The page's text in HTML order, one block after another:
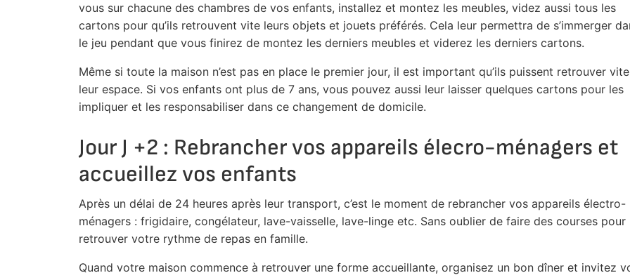
vous sur chacune des chambres de vos enfants, installez et montez les meubles, videz aussi tous les
cartons pour qu’ils retrouvent vite leurs objets et jouets préférés. Cela leur permettra de s’immerger
le jeu pendant que vous finirez de montez les derniers meubles et viderez les derniers cartons.
Même si toute la maison n’est pas en place le premier jour, il est important qu’ils puissent retrouver vite
leur espace. Si vos enfants ont plus de 7 ans, vous pouvez aussi leur laisser quelques cartons pour les
impliquer et les responsabiliser dans ce changement de domicile.
Jour J +2 : Rebrancher vos appareils élecro-ménagers et
accueillez vos enfants
Après un délai de 24 heures après leur transport, c’est le moment de rebrancher vos appareils électro-
ménagers : frigidaire, congélateur, lave-vaisselle, lave-linge etc. Sans oublier de faire des courses pour
retrouver votre rythme de repas en famille.
Quand votre maison commence à retrouver une forme accueillante, organisez un bon dîner et invitez